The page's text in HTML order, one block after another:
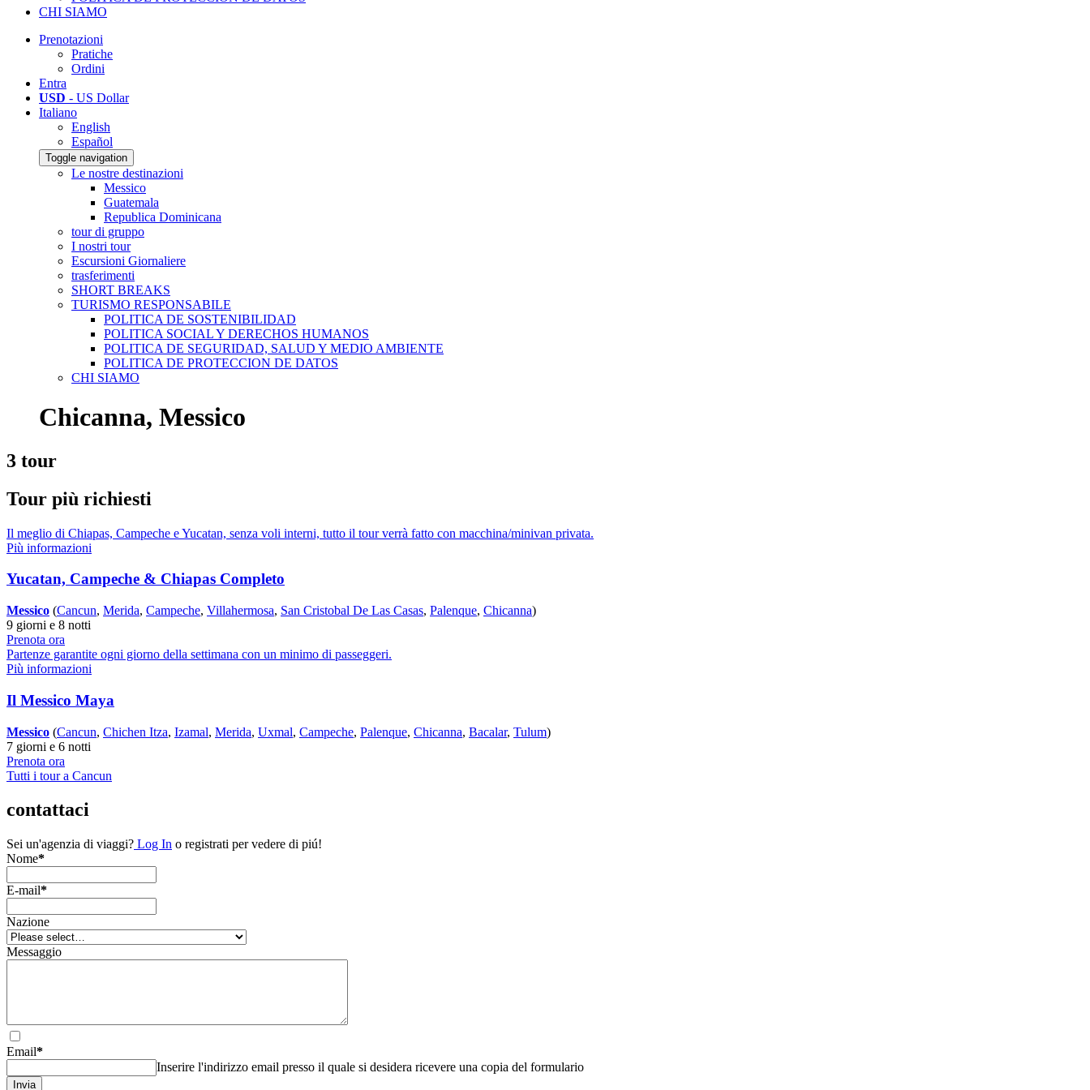
CHI SIAMO
Prenotazioni
Pratiche
Ordini
Entra
USD - US Dollar
Italiano
English
Español
Toggle navigation
Le nostre destinazioni
Messico
Guatemala
Republica Dominicana
tour di gruppo
I nostri tour
Escursioni Giornaliere
trasferimenti
SHORT BREAKS
TURISMO RESPONSABILE
POLITICA DE SOSTENIBILIDAD
POLITICA SOCIAL Y DERECHOS HUMANOS
POLITICA DE SEGURIDAD, SALUD Y MEDIO AMBIENTE
POLITICA DE PROTECCION DE DATOS
CHI SIAMO
Chicanna, Messico
3 tour
Tour più richiesti
Il meglio di Chiapas, Campeche e Yucatan, senza voli interni, tutto il tour verrà fatto con macchina/minivan privata.
Più informazioni
Yucatan, Campeche & Chiapas Completo
Messico (Cancun, Merida, Campeche, Villahermosa, San Cristobal De Las Casas, Palenque, Chicanna)
9 giorni e 8 notti
Prenota ora
Partenze garantite ogni giorno della settimana con un minimo di passeggeri.
Più informazioni
Il Messico Maya
Messico (Cancun, Chichen Itza, Izamal, Merida, Uxmal, Campeche, Palenque, Chicanna, Bacalar, Tulum)
7 giorni e 6 notti
Prenota ora
Tutti i tour a Cancun
contattaci
Sei un'agenzia di viaggi? Log In o registrati per vedere di piú!
Nome*
E-mail*
Nazione
Messaggio
Email*
Inserire l'indirizzo email presso il quale si desidera ricevere una copia del formulario
Invia